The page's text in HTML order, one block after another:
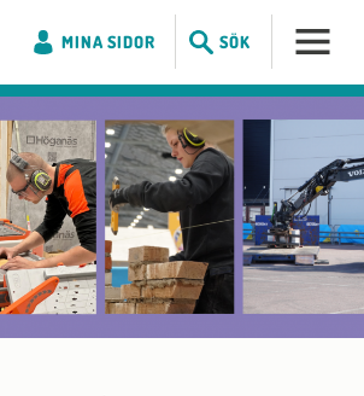
MINA SIDOR SÖK